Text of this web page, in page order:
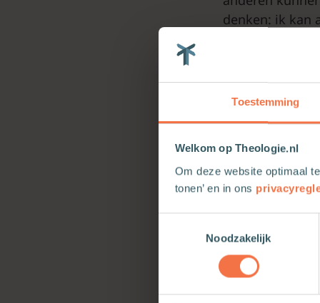
Toestemming
Welkom op Theologie.nl
Om deze website optimaal
tonen’ en in ons
Noodzakelijk
denken: ik kan
PASSIES
verbinding zijn,
Neem de
ontzettend
moeite waard.’
PETERJAN VAN